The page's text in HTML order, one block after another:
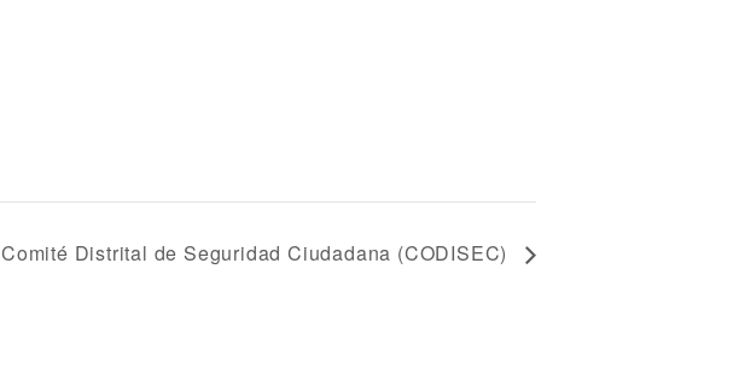
Comité Distrital de Seguridad Ciudadana (CODISEC)